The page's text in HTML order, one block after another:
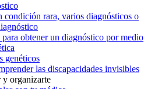
condición rara, varios diagnósticos o
para obtener un diagnóstico por medio
genéticos
las discapacidades invisibles
organizarte